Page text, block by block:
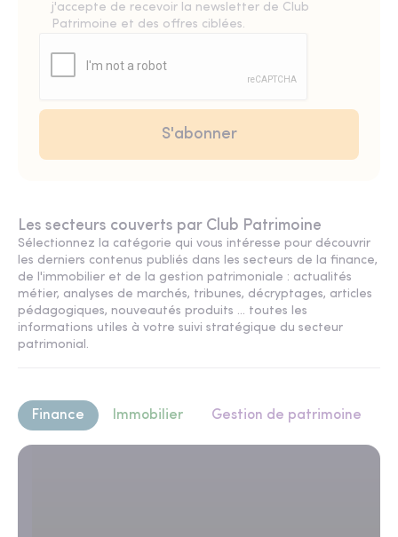
j'accepte de recevoir la newsletter de Club
Patrimoine et des offres ciblées.
Les secteurs couverts par Club Patrimoine
Sélectionnez la catégorie qui vous intéresse pour découvrir
les derniers contenus publiés dans les secteurs de la finance,
de l'immobilier et de la gestion patrimoniale : actualités
métier, analyses de marchés, tribunes, décryptages, articles
pédagogiques, nouveautés produits ... toutes les
informations utiles à votre suivi stratégique du secteur
patrimonial.
Finance Immobilier Gestion de patrimoine